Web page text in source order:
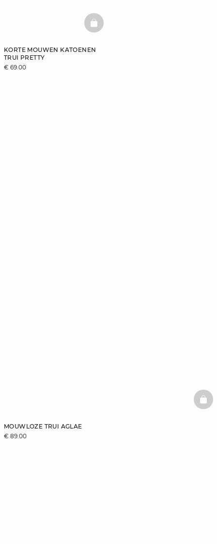
KORTE MOUWEN KATOENEN
TRUI PRETTY
€ 69.00
BASKETFULL
MOUWLOZE TRUI AGLAE
€ 89.00